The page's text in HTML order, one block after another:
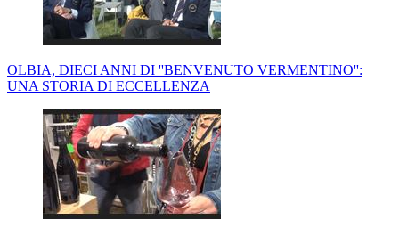
OLBIA, DIECI ANNI DI ''BENVENUTO VERMENTINO'':
UNA STORIA DI ECCELLENZA